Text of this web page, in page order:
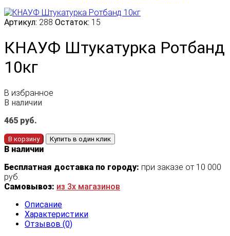
Артикул: 288 Остаток: 15
КНАУФ Штукатурка Ротбанд
10кг
В избранное
В наличии
465 руб.
В корзину Купить в один клик
В наличии
Бесплатная доставка по городу: при заказе от 10 000
руб.
Самовывоз: из 3х магазинов
Описание
Характеристики
Отзывов (0)